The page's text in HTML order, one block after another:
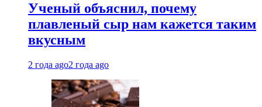
Ученый объяснил, почему
плавленый сыр нам кажется таким
вкусным
2 года ago2 года ago